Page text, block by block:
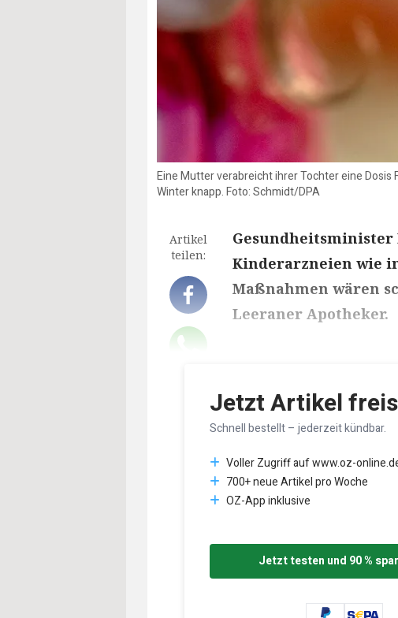
Eine Mutter verabreicht ihrer Tochter eine
Winter knapp. Foto: Schmidt/DPA
Artikel
teilen:
Gesundheitsminister
Kinderarzneien wie
Maßnahmen wären
Leeraner Apotheker.
Jetzt Artikel
Schnell bestellt – jederzeit kündbar.
Voller Zugriff auf www.oz-
700+ neue Artikel pro Woche
OZ-App inklusive
Jetzt testen und 90 %